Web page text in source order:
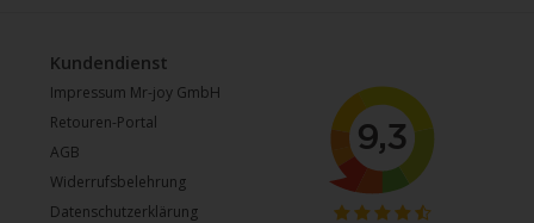
Kundendienst
Impressum Mr-joy GmbH
Retouren-Portal
AGB
Widerrufsbelehrung
Datenschutzerklärung